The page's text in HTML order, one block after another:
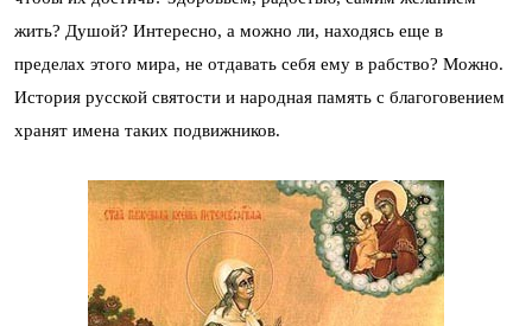
жить? Душой? Интересно, а можно ли, находясь еще в
пределах этого мира, не отдавать себя ему в рабство? Можно.
История русской святости и народная память с благоговением
хранят имена таких подвижников.